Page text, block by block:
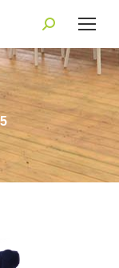
Recherche
: